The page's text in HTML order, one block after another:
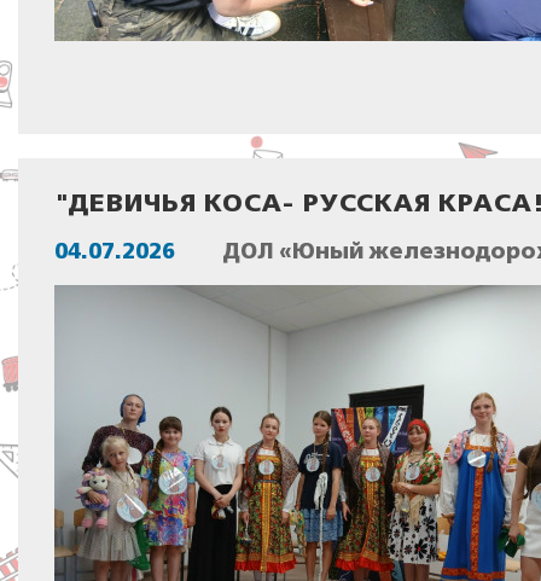
"ДЕВИЧЬЯ КОСА- РУССКАЯ
04.07.2026 ДОЛ «Юный